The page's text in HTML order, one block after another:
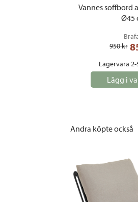
Vannes soffbord
Ø45
950 kr
Lagervara
Lägg i
Andra köpte också